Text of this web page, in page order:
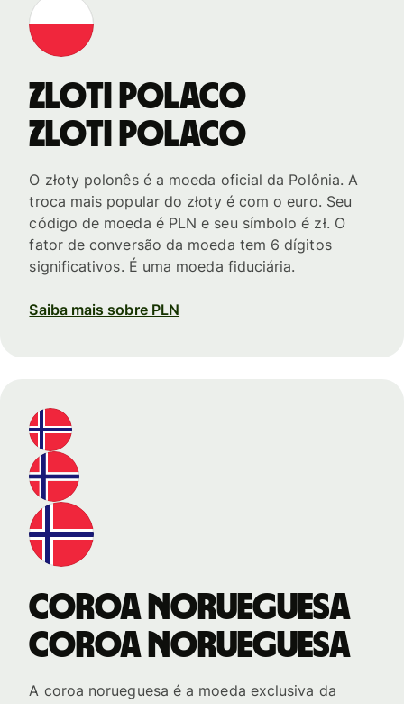
Zloti polaco
Zloti polaco
O złoty polonês é a moeda oficial da Polônia. A
troca mais popular do złoty é com o euro. Seu
código de moeda é PLN e seu símbolo é zł. O
fator de conversão da moeda tem 6 dígitos
significativos. É uma moeda fiduciária.
Saiba mais sobre PLN
Coroa norueguesa
Coroa norueguesa
A coroa norueguesa é a moeda exclusiva da